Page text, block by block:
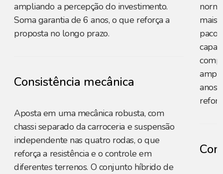
ampliando a percepção do investimento.
Soma garantia de 6 anos, o que reforça a
proposta no longo prazo.
Consistência mecânica
Aposta em uma mecânica robusta, com
chassi separado da carroceria e suspensão
independente nas quatro rodas, o que
reforça a resistência e o controle em
diferentes terrenos. O conjunto híbrido de
mais
anos